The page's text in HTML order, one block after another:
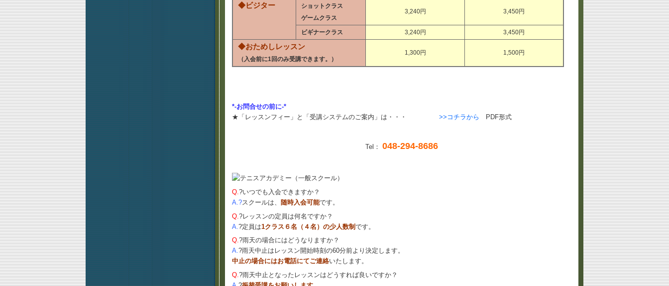
◆ビジター
ショットクラス
ゲームクラス
3,240円 3,450円
ビギナークラス 3,240円 3,450円
◆おためしレッスン
（入会前に1回のみ受講できます。）
1,300円 1,500円
*-お問合せの前に-*
★「レッスンフィー」と「受講システムのご案内」は・・・>>コチラから PDF形式
Tel： 048-294-8686
Q.?いつでも入会できますか？
A.?スクールは、 随時入会可能です。
Q.?レッスンの定員は何名ですか？
A.?定員は1クラス６名（４名）の少人数制です。
Q.?雨天の場合にはどうなりますか？
A.?雨天中止はレッスン開始時刻の60分前より決定します。
中止の場合にはお電話にてご連絡いたします。
Q.?雨天中止となったレッスンはどうすれば良いですか？